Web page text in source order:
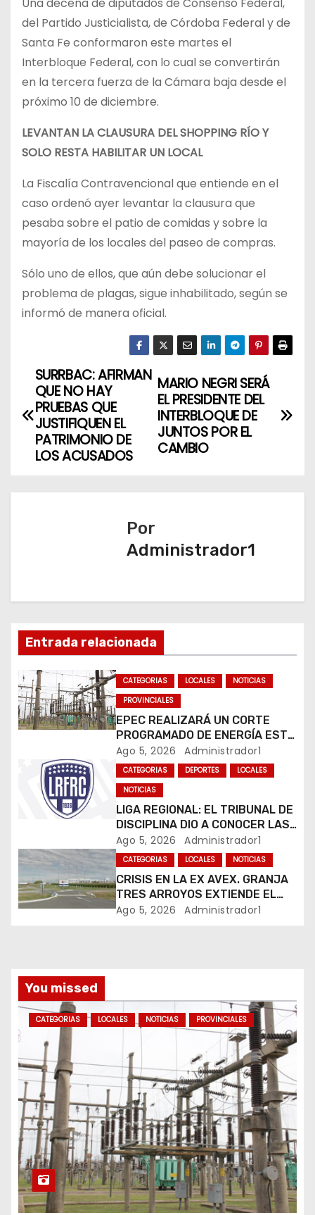
Una decena de diputados de Consenso Federal,
del Partido Justicialista, de Córdoba Federal y de
Santa Fe conformaron este martes el
Interbloque Federal, con lo cual se convertirán
en la tercera fuerza de la Cámara baja desde el
próximo 10 de diciembre.
LEVANTAN LA CLAUSURA DEL SHOPPING RÍO Y
SOLO RESTA HABILITAR UN LOCAL
La Fiscalía Contravencional que entiende en el
caso ordenó ayer levantar la clausura que
pesaba sobre el patio de comidas y sobre la
mayoría de los locales del paseo de compras.
Sólo uno de ellos, que aún debe solucionar el
problema de plagas, sigue inhabilitado, según se
informó de manera oficial.
N
a
g
n
d
e
e
a
d
a
MARIO NEGRI SERÁ
EL PRESIDENTE DEL
INTERBLOQUE DE
JUNTOS POR EL
CAMBIO
SURRBAC: AFIRMAN
QUE NO HAY
PRUEBAS QUE
JUSTIFIQUEN EL
PATRIMONIO DE
LOS ACUSADOS
Por
Administrador1
Entrada relacionada
CATEGORIAS LOCALES
NOTICIAS
PROVINCIALES
EPEC REALIZARÁ UN CORTE
PROGRAMADO DE ENERGÍA ESTE
JUEVES EN RÍO CUARTO
Ago 5, 2026 Administrador1
CATEGORIAS DEPORTES
LOCALES
NOTICIAS
LIGA REGIONAL: EL TRIBUNAL DE
DISCIPLINA DIO A CONOCER LAS
SANCIONES DEL BOLETÍN
OFICIAL N.º 24
Ago 5, 2026 Administrador1
CATEGORIAS LOCALES NOTICIAS
CRISIS EN LA EX AVEX. GRANJA
TRES ARROYOS EXTIENDE EL
CIERRE DE LA PLANTA DE AVEX
Ago 5, 2026 Administrador1
You missed
CATEGORIAS LOCALES NOTICIAS PROVINCIALES